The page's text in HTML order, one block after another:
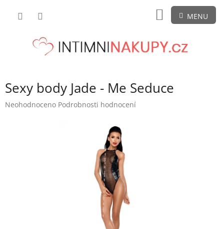
NÁKUPNÍ
KOŠÍK
Sexy body Jade - Me Seduce
Průměrné
Neohodnoceno Podrobnosti hodnocení